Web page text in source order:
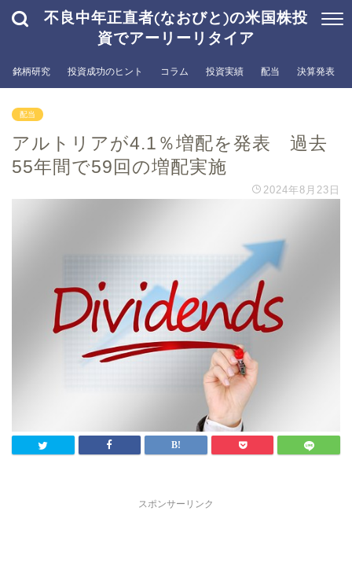
不良中年正直者(なおびと)の米国株投
資でアーリーリタイア
銘柄研究 投資成功のヒント コラム 投資実績 配当 決算発表
配当
アルトリアが4.1％増配を発表 過去
55年間で59回の増配実施
2024年8月23日
スポンサーリンク